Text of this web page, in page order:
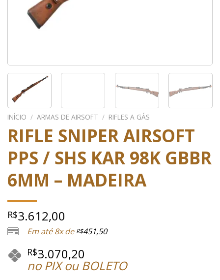
INÍCIO / ARMAS DE AIRSOFT / RIFLES A GÁS
RIFLE SNIPER AIRSOFT
PPS / SHS KAR 98K GBBR
6MM – MADEIRA
R$3.612,00
Em até 8x de R$451,50
R$3.070,20
no PIX ou BOLETO